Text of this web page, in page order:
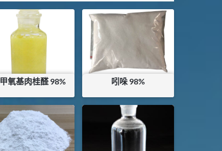
氧基肉桂醛 98%
¥648
库存：0 KG
吲哚 98%
¥50
库存：0.22